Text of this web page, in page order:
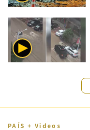
PAÍS + Videos